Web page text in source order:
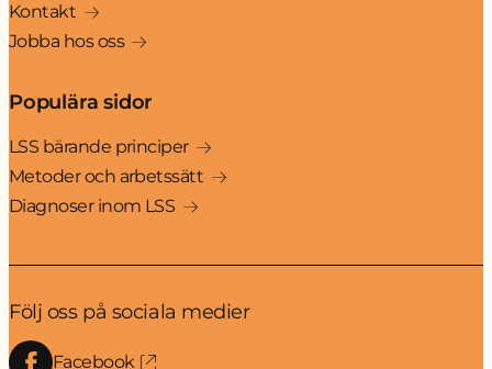
Kontakt
Jobba hos oss
Populära sidor
LSS bärande principer
Metoder och arbetssätt
Diagnoser inom LSS
Följ oss på sociala medier
Facebook